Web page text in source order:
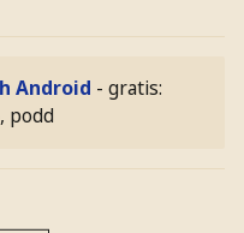
Android - gratis:
podd